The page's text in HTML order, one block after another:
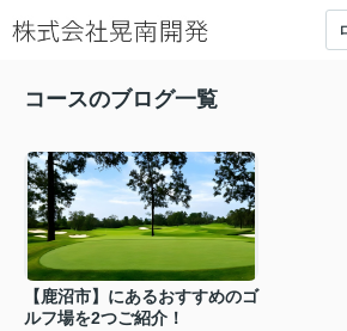
コースのブログ一覧
【鹿沼市】にあるおすすめのゴ
ルフ場を2つご紹介！